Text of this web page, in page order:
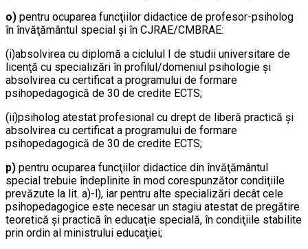
o) pentru ocuparea funcţiilor didactice de profesor-psiholog
în învăţământul special şi în CJRAE/CMBRAE:
(i)absolvirea cu diplomă a ciclulul I de studii universitare de
licenţă cu specializări în profilul/domeniul psihologie şi
absolvirea cu certificat a programului de formare
psihopedagogică de 30 de credite ECTS;
(ii)psiholog atestat profesional cu drept de liberă practică şi
absolvirea cu certificat a programului de formare
psihopedagogică de 30 de credite ECTS;
p) pentru ocuparea funcţiilor didactice din învăţământul
special trebuie îndeplinite în mod corespunzător condiţiile
prevăzute la lit. a)-l), iar pentru alte specializări decât cele
psihopedagogice este necesar un stagiu atestat de pregătire
teoretică şi practică în educaţie specială, în condiţiile stabilite
prin ordin al ministrului educaţiei;